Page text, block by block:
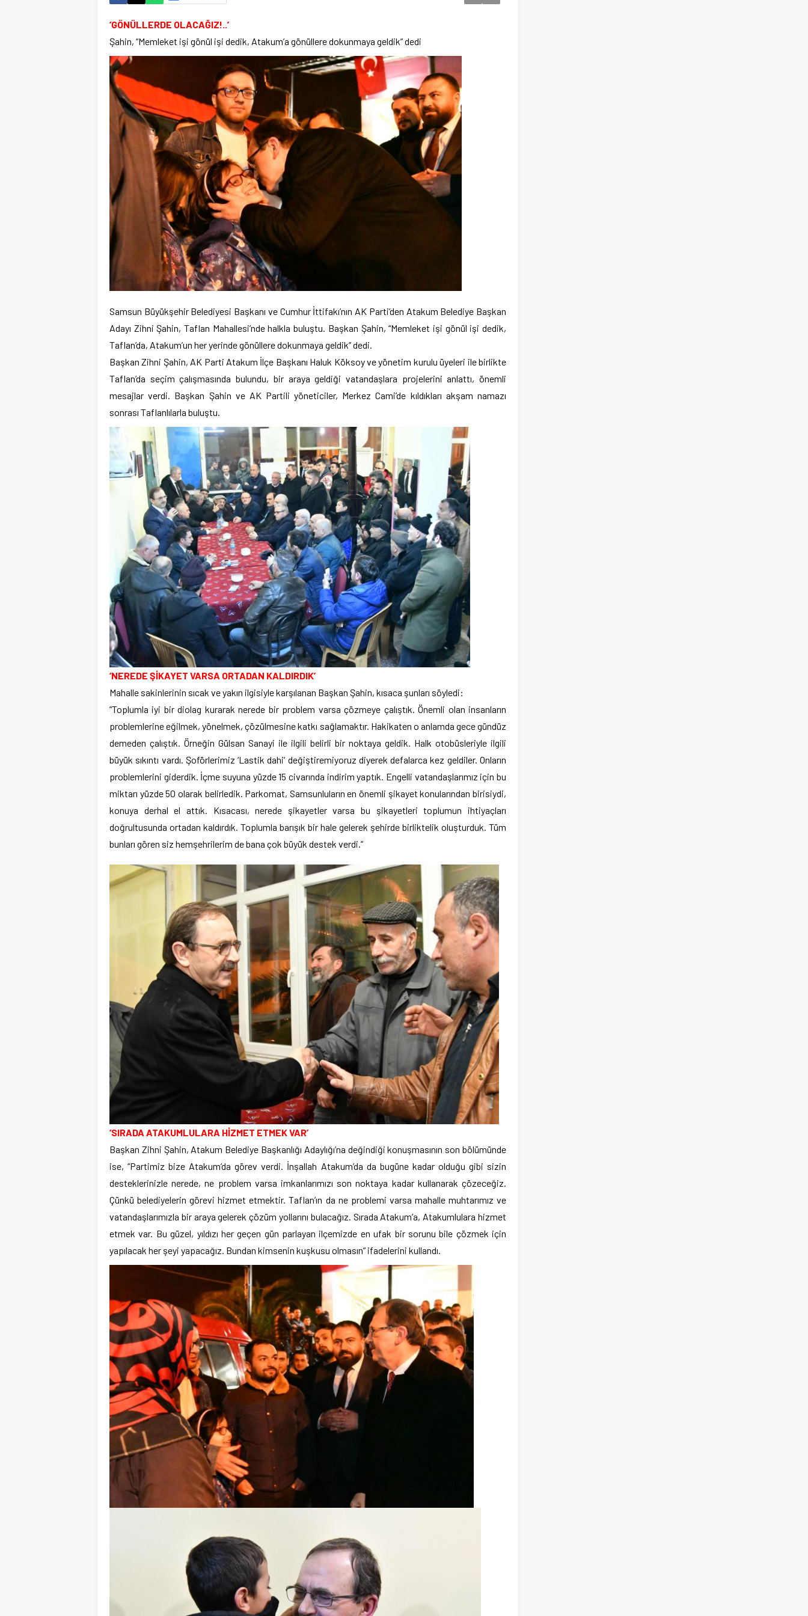
‘GÖNÜLLERDE OLACAĞIZ!..’
Şahin, “Memleket işi gönül işi dedik, Atakum’a gönüllere dokunmaya geldik” dedi
Samsun Büyükşehir Belediyesi Başkanı ve Cumhur İttifakı’nın AK Parti’den Atakum Belediye Başkan
Adayı Zihni Şahin, Taflan Mahallesi’nde halkla buluştu. Başkan Şahin, “Memleket işi gönül işi dedik,
Taflan’da, Atakum’un her yerinde gönüllere dokunmaya geldik” dedi.
Başkan Zihni Şahin, AK Parti Atakum İlçe Başkanı Haluk Köksoy ve yönetim kurulu üyeleri ile birlikte
Taflan’da seçim çalışmasında bulundu, bir araya geldiği vatandaşlara projelerini anlattı, önemli
mesajlar verdi. Başkan Şahin ve AK Partili yöneticiler, Merkez Cami’de kıldıkları akşam namazı
sonrası Taflanlılarla buluştu.
‘NEREDE ŞİKAYET VARSA ORTADAN KALDIRDIK’
Mahalle sakinlerinin sıcak ve yakın ilgisiyle karşılanan Başkan Şahin, kısaca şunları söyledi:
“Toplumla iyi bir diolag kurarak nerede bir problem varsa çözmeye çalıştık. Önemli olan insanların
problemlerine eğilmek, yönelmek, çözülmesine katkı sağlamaktır. Hakikaten o anlamda gece gündüz
demeden çalıştık. Örneğin Gülsan Sanayi ile ilgili belirli bir noktaya geldik. Halk otobüsleriyle ilgili
büyük sıkıntı vardı. Şoförlerimiz ‘Lastik dahi’ değiştiremiyoruz diyerek defalarca kez geldiler. Onların
problemlerini giderdik. İçme suyuna yüzde 15 civarında indirim yaptık. Engelli vatandaşlarımız için bu
miktarı yüzde 50 olarak belirledik. Parkomat, Samsunluların en önemli şikayet konularından birisiydi,
konuya derhal el attık. Kısacası, nerede şikayetler varsa bu şikayetleri toplumun ihtiyaçları
doğrultusunda ortadan kaldırdık. Toplumla barışık bir hale gelerek şehirde birliktelik oluşturduk. Tüm
bunları gören siz hemşehrilerim de bana çok büyük destek verdi.”
‘SIRADA ATAKUMLULARA HİZMET ETMEK VAR’
Başkan Zihni Şahin, Atakum Belediye Başkanlığı Adaylığı’na değindiği konuşmasının son bölümünde
ise, “Partimiz bize Atakum’da görev verdi. İnşallah Atakum’da da bugüne kadar olduğu gibi sizin
desteklerinizle nerede, ne problem varsa imkanlarımızı son noktaya kadar kullanarak çözeceğiz.
Çünkü belediyelerin görevi hizmet etmektir. Taflan’ın da ne problemi varsa mahalle muhtarımız ve
vatandaşlarımızla bir araya gelerek çözüm yollarını bulacağız. Sırada Atakum’a, Atakumlulara hizmet
etmek var. Bu güzel, yıldızı her geçen gün parlayan ilçemizde en ufak bir sorunu bile çözmek için
yapılacak her şeyi yapacağız. Bundan kimsenin kuşkusu olmasın” ifadelerini kullandı.